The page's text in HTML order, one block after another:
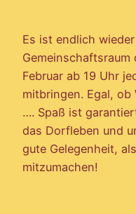
Es ist endlich
Gemeinschaftsraum
Februar ab 19 Uhr
mitbringen. Egal,
…. Spaß ist
das Dorfleben und
gute Gelegenheit,
mitzumachen!